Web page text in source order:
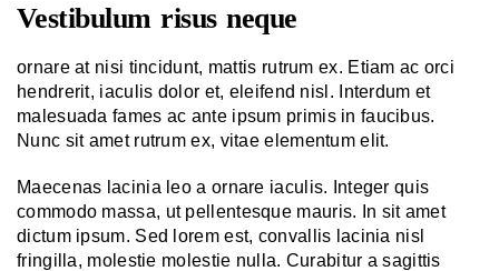
Vestibulum risus neque
ornare at nisi tincidunt, mattis rutrum ex. Etiam ac orci
hendrerit, iaculis dolor et, eleifend nisl. Interdum et
malesuada fames ac ante ipsum primis in faucibus.
Nunc sit amet rutrum ex, vitae elementum elit.
Maecenas lacinia leo a ornare iaculis. Integer quis
commodo massa, ut pellentesque mauris. In sit amet
dictum ipsum. Sed lorem est, convallis lacinia nisl
fringilla, molestie molestie nulla. Curabitur a sagittis